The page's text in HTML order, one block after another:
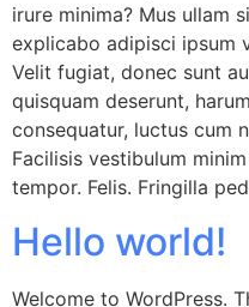
irure minima? Mus ullam
explicabo adipisci ipsum
Velit fugiat, donec sunt
quisquam deserunt,
consequatur, luctus cum
Facilisis vestibulum
tempor. Felis. Fringilla
Hello world!
Welcome to WordPress.